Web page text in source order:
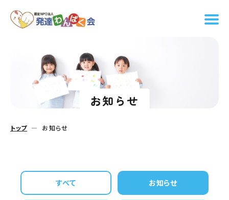
お知らせ
トップ お知らせ
すべて お知らせ